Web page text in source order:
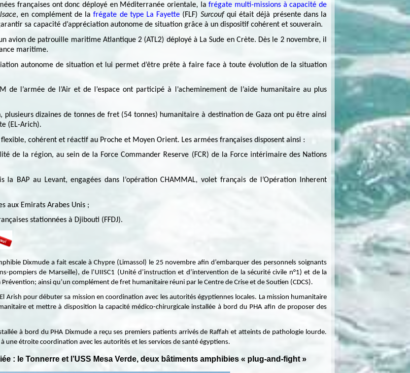
françaises ont donc déployé en Méditerranée orientale, la frégate multi-missions à capacité de
, en complément de la frégate de type La Fayette (FLF) Surcoufqui était déjà présente dans la
sa capacité d’appréciation autonome de situation grâce à un dispositif cohérent et souverain.
avion de patrouille maritime Atlantique 2 (ATL2) déployé à La Sude en Crète. Dès le 2 novembre, il
maritime.
autonome de situation et lui permet d’être prête à faire face à toute évolution de la situation
de l’armée de l’Air et de l’espace ont participé à l’acheminement de l’aide humanitaire au plus
plusieurs dizaines de tonnes de fret (54 tonnes) humanitaire à destination de Gaza ont pu être ainsi
(EL-Arich).
cohérent et réactif au Proche et Moyen Orient. Les armées françaises disposent ainsi :
de la région, au sein de la Force Commander Reserve (FCR) de la Force intérimaire des Nations
la BAP au Levant, engagées dans l’opération CHAMMAL, volet français de l’Opération Inherent
aux Emirats Arabes Unis ;
stationnées à Djibouti (FFDJ).
Dixmude a fait escale à Chypre (Limassol) le 25 novembre afin d’embarquer des personnels soignants
pompiers de Marseille), de l’UIISC1 (Unité d’instruction et d’intervention de la sécurité civile n°1) et de la
ainsi qu’un complément de fret humanitaire réuni par le Centre de Crise et de Soutien (CDCS).
Arish pour débuter sa mission en coordination avec les autorités égyptiennes locales. La mission humanitaire
et mettre à disposition la capacité médico-chirurgicale installée à bord du PHA afin de proposer des
à bord du PHA Dixmude a reçu ses premiers patients arrivés de Raffah et atteints de pathologie lourde.
une étroite coordination avec les autorités et les services de santé égyptiens.
: le Tonnerre et l’USS Mesa Verde, deux bâtiments amphibies « plug-and-fight »